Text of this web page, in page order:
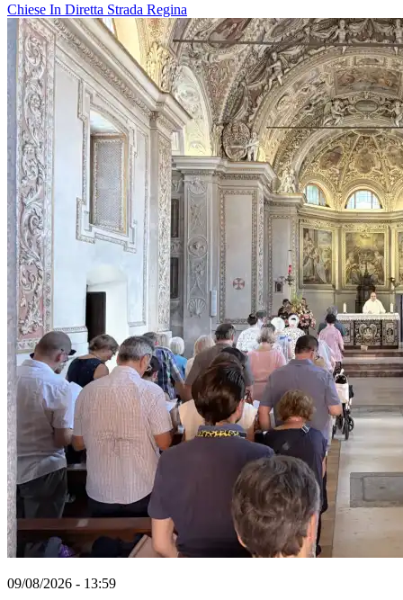
Chiese In Diretta Strada Regina
09/08/2026 - 13:59